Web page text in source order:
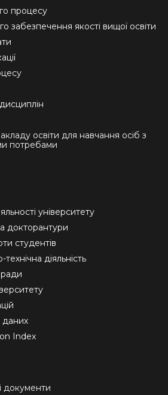
процесу
забезпечення якості вищої освіти
освіти для навчання осіб з
потребами
університету
докторантури
студентів
діяльність
ради
даних
Index
документи